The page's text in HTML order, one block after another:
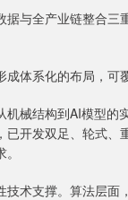
与全产业链整合三
体系化的布局，可
机械结构到AI模型
已开发双足、轮式
技术支撑。算法层